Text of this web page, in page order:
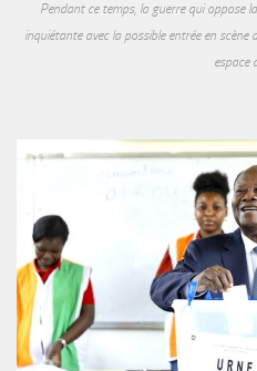
Pendant ce temps, la guerre qui oppose
inquiétante avec la possible entrée en
espace